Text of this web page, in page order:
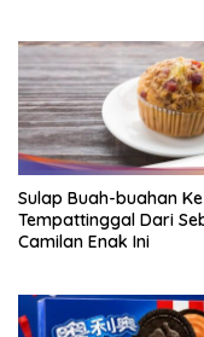
Sulap Buah-buahan Ke
Tempattinggal Dari
Camilan Enak Ini